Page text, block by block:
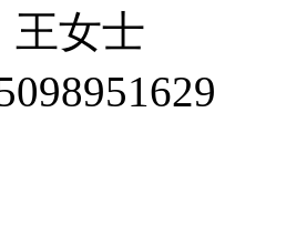
王女士